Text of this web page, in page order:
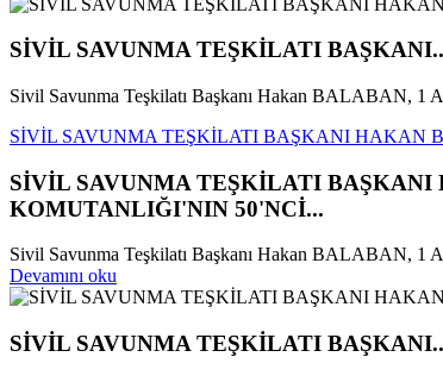
SİVİL SAVUNMA TEŞKİLATI
Sivil Savunma Teşkilatı Başkanı Hakan BALABAN, 1
SİVİL SAVUNMA TEŞKİLATI BAŞKANI HAKAN
SİVİL SAVUNMA TEŞKİLATI
KOMUTANLIĞI'NIN 50'NCİ...
Sivil Savunma Teşkilatı Başkanı Hakan BALABAN, 1
Devamını oku
SİVİL SAVUNMA TEŞKİLATI